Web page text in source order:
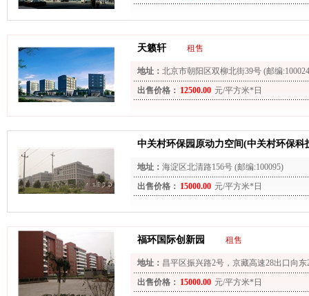
天籁轩 租售
地址： 北京市朝阳区双柳北街39号 (邮编
出售价格： 12500.00 元/平方米*日
中关村环保园原动力空间(中关村环保科
地址： 海淀区北清路156号 (邮编:100095)
出售价格： 15000.00 元/平方米*日
福环国际创新园 租售
地址： 昌平区振兴路2号，京藏高速28出口向东
出售价格： 15000.00 元/平方米*日